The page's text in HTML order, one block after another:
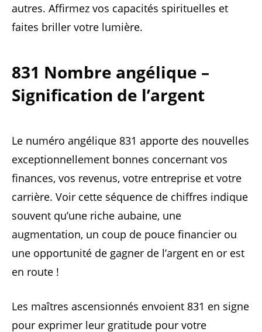
autres. Affirmez vos capacités spirituelles et
faites briller votre lumière.
831 Nombre angélique –
Signification de l’argent
Le numéro angélique 831 apporte des nouvelles
exceptionnellement bonnes concernant vos
finances, vos revenus, votre entreprise et votre
carrière. Voir cette séquence de chiffres indique
souvent qu’une riche aubaine, une
augmentation, un coup de pouce financier ou
une opportunité de gagner de l’argent en or est
en route !
Les maîtres ascensionnés envoient 831 en signe
pour exprimer leur gratitude pour votre